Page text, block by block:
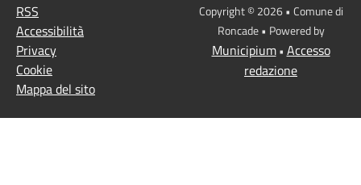
RSS
Accessibilità
Privacy
Cookie
Mappa del sito
Copyright © 2026 • Comune di
Roncade • Powered by
Municipium• Accesso
redazione